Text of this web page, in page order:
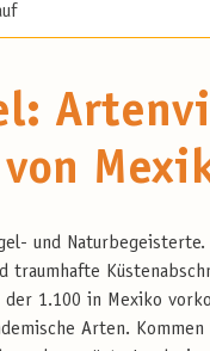
und
traumhafte
1.100 in Mexiko
Arten.